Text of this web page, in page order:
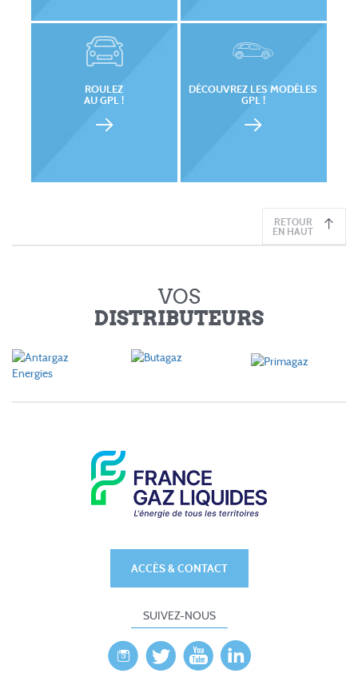
ROULEZ
AU GPL !
DÉCOUVREZ LES MODÈLES
GPL !
RETOUR
EN HAUT
VOS
DISTRIBUTEURS
ACCÈS & CONTACT
SUIVEZ-NOUS